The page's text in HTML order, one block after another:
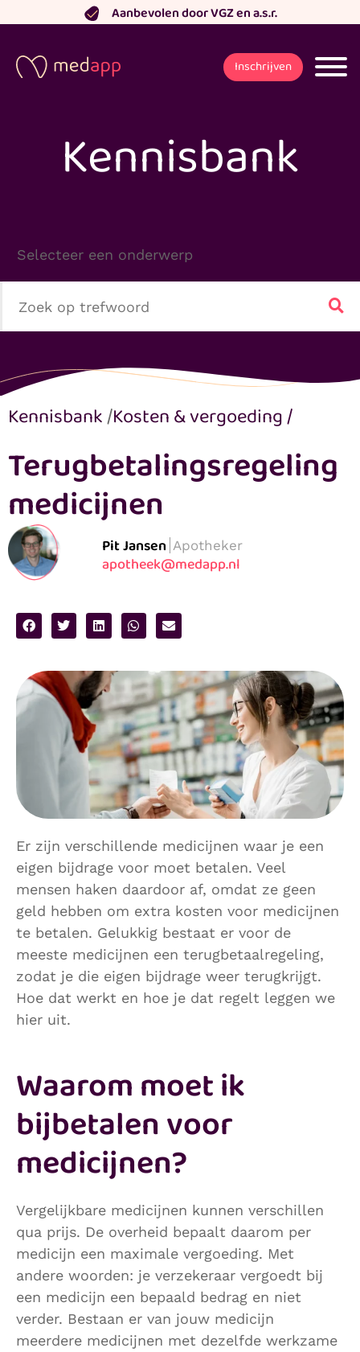
naar
inhoud
Aanbevolen door VGZ en a.s.r.
Inschrijven
Kennisbank
Kennisbank/Kosten & vergoeding/
Terugbetalingsregeling
medicijnen
Pit Jansen Apotheker
apotheek@medapp.nl
Er zijn verschillende medicijnen waar je een
eigen bijdrage voor moet betalen. Veel
mensen haken daardoor af, omdat ze geen
geld hebben om extra kosten voor medicijnen
te betalen. Gelukkig bestaat er voor de
meeste medicijnen een terugbetaalregeling,
zodat je die eigen bijdrage weer terugkrijgt.
Hoe dat werkt en hoe je dat regelt leggen we
hier uit.
Waarom moet ik
bijbetalen voor
medicijnen?
Vergelijkbare medicijnen kunnen verschillen
qua prijs. De overheid bepaalt daarom per
medicijn een maximale vergoeding. Met
andere woorden: je verzekeraar vergoedt bij
een medicijn een bepaald bedrag en niet
verder. Bestaan er van jouw medicijn
meerdere medicijnen met dezelfde werkzame